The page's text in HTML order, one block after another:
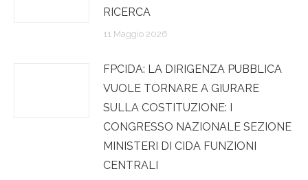
RICERCA
11 Maggio 2026
FPCIDA: LA DIRIGENZA PUBBLICA
VUOLE TORNARE A GIURARE
SULLA COSTITUZIONE: I
CONGRESSO NAZIONALE SEZIONE
MINISTERI DI CIDA FUNZIONI
CENTRALI